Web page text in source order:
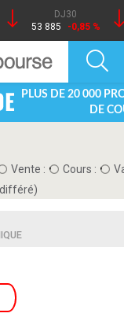
DJ30
53 885
-0,85 %
PLUS DE 20 000
DE
Vente : Cours :